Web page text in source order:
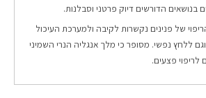
בנושאים הדורשים דיוק פרטני וסבלנות.
של פנינים נקשרות לקיבה ולמערכת העיכול
ללחץ נפשי. מסופר כי מלך אנגליה הנרי השמיני
פצעים.